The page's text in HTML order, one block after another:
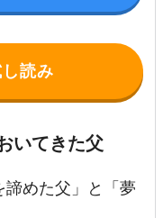
読み
いてきた父
めた父」と「夢